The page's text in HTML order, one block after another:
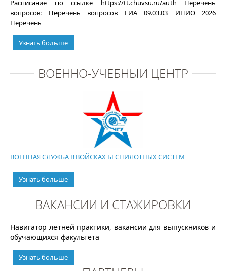
Расписание по ссылке https://tt.chuvsu.ru/auth Перечень
вопросов: Перечень вопросов ГИА 09.03.03 ИПИО 2026
Перечень
Узнать больше
ВОЕННО-УЧЕБНЫЙ ЦЕНТР
ВОЕННАЯ СЛУЖБА В ВОЙСКАХ БЕСПИЛОТНЫХ СИСТЕМ
Узнать больше
ВАКАНСИИ И СТАЖИРОВКИ
Навигатор летней практики, вакансии для выпускников и
обучающихся факультета
Узнать больше